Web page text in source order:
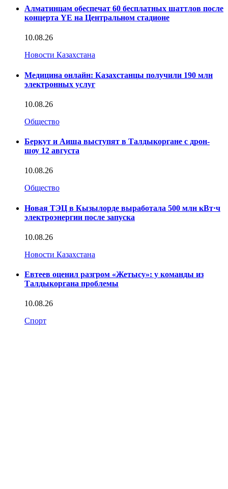
Алматинцам обеспечат 60 бесплатных шаттлов после
концерта YE на Центральном стадионе
10.08.26
Новости Казахстана
Медицина онлайн: Казахстанцы получили 190 млн
электронных услуг
10.08.26
Общество
Беркут и Аиша выступят в Талдыкоргане с дрон-
шоу 12 августа
10.08.26
Общество
Новая ТЭЦ в Кызылорде выработала 500 млн кВт·ч
электроэнергии после запуска
10.08.26
Новости Казахстана
Евтеев оценил разгром «Жетысу»: у команды из
Талдыкоргана проблемы
10.08.26
Спорт